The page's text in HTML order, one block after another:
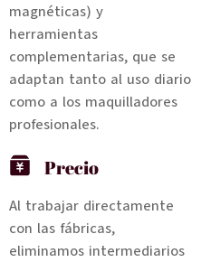
magnéticas) y
herramientas
complementarias, que se
adaptan tanto al uso diario
como a los maquilladores
profesionales.
Precio
Al trabajar directamente
con las fábricas,
eliminamos intermediarios